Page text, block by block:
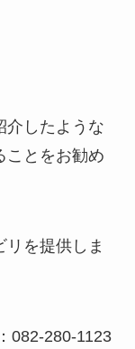
介したような
ことをお勧め
を提供しま